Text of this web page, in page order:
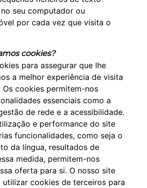
seu computador ou
por cada vez que visita o
cookies?
para assegurar que lhe
a melhor experiência de visita
Os cookies permitem-nos
essenciais como a
de rede e a acessibilidade.
e performance do site
funcionalidades, como seja o
da língua, resultados de
medida, permitem-nos
oferta para si. O nosso site
utilizar cookies de terceiros para